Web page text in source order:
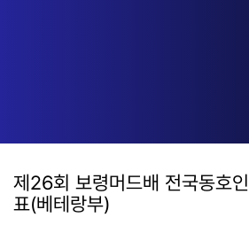
제26회 보령머드배 전국동호
표(베테랑부)